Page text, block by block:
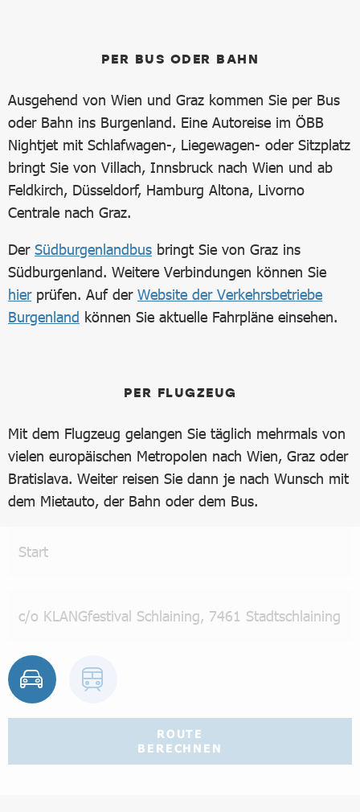
PER BUS ODER BAHN
Ausgehend von Wien und Graz kommen Sie per Bus
oder Bahn ins Burgenland. Eine Autoreise im ÖBB
Nightjet mit Schlafwagen-, Liegewagen- oder Sitzplatz
bringt Sie von Villach, Innsbruck nach Wien und ab
Feldkirch, Düsseldorf, Hamburg Altona, Livorno
Centrale nach Graz.
Der Südburgenlandbus bringt Sie von Graz ins
Südburgenland. Weitere Verbindungen können Sie
hierprüfen. Auf der Website der Verkehrsbetriebe
Burgenland können Sie aktuelle Fahrpläne einsehen.
PER FLUGZEUG
Mit dem Flugzeug gelangen Sie täglich mehrmals von
vielen europäischen Metropolen nach Wien, Graz oder
Bratislava. Weiter reisen Sie dann je nach Wunsch mit
dem Mietauto, der Bahn oder dem Bus.
ROUTE
BERECHNEN